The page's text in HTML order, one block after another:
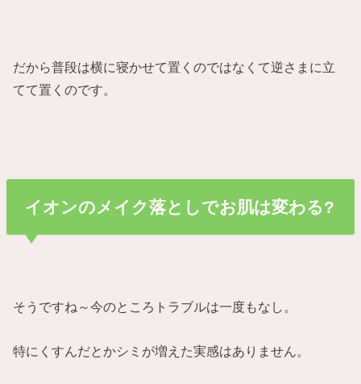
だから普段は横に寝かせて置くのではなくて逆さまに立
てて置くのです。
イオンのメイク落としでお肌は変わる?
そうですね～今のところトラブルは一度もなし。
特にくすんだとかシミが増えた実感はありません。